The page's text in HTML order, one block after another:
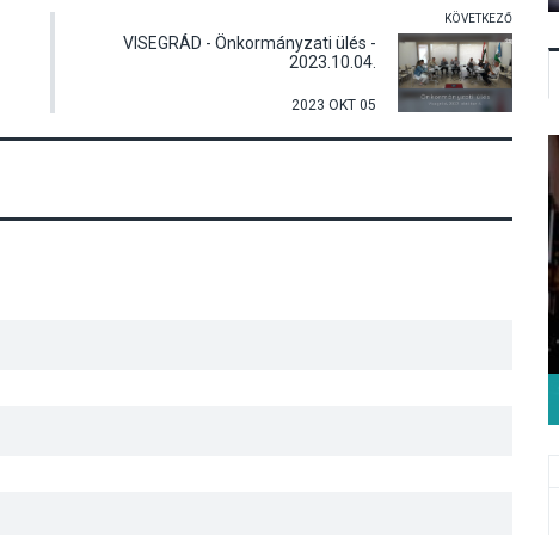
KÖVETKEZŐ
VISEGRÁD - Önkormányzati ülés -
2023.10.04.
2023 OKT 05